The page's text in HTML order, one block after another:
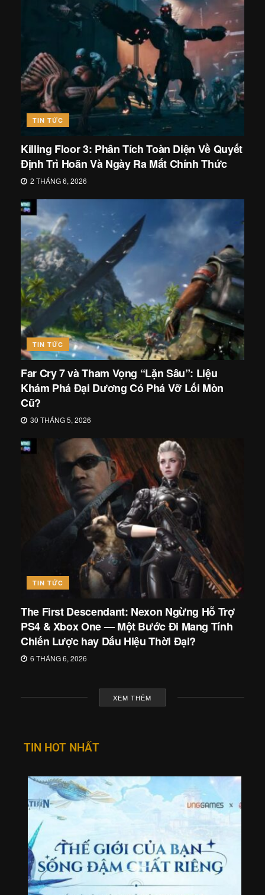
TIN TỨC
Killing Floor 3: Phân Tích Toàn Diện Về Quyết
Định Trì Hoãn Và Ngày Ra Mắt Chính Thức
2 THÁNG 6, 2026
TIN TỨC
Far Cry 7 và Tham Vọng “Lặn Sâu”: Liệu
Khám Phá Đại Dương Có Phá Vỡ Lối Mòn
Cũ?
30 THÁNG 5, 2026
TIN TỨC
The First Descendant: Nexon Ngừng Hỗ Trợ
PS4 & Xbox One — Một Bước Đi Mang Tính
Chiến Lược hay Dấu Hiệu Thời Đại?
6 THÁNG 6, 2026
XEM THÊM
TIN HOT NHẤT